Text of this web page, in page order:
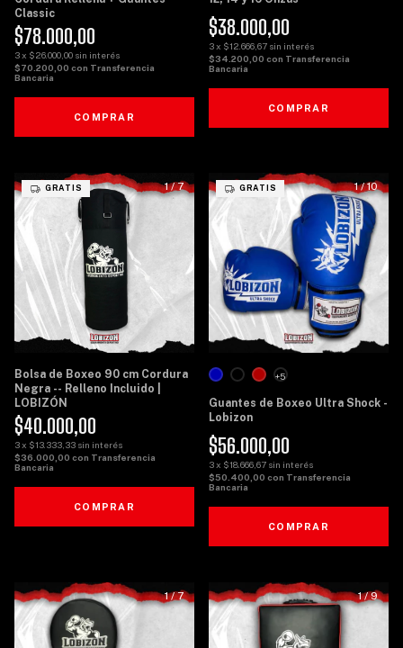
Classic
$78.000,00
3x $26.000,00 sin interés
$70.200,00 con Transferencia
Bancaria
COMPRAR
$38.000,00
3x $12.666,67 sin interés
$34.200,00 con Transferencia
Bancaria
COMPRAR
1/7
GRATIS
Bolsa de Boxeo 90 cm Cordura
Negra -- Relleno Incluido |
LOBIZÓN
$40.000,00
3x $13.333,33 sin interés
$36.000,00 con Transferencia
Bancaria
COMPRAR
1/10
GRATIS
Guantes de Boxeo Ultra Shock -
Lobizon
$56.000,00
3x $18.666,67 sin interés
$50.400,00 con Transferencia
Bancaria
+5
COMPRAR
1/7 1/9